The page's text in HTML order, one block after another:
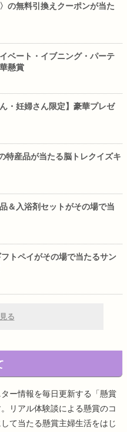
の無料引換えクーポンが当た
ベート・イブニング・パーテ
懸賞
・妊婦さん限定】豪華プレゼ
特産品が当たる脳トレクイズキ
＆入浴剤セットがその場で当
トペイがその場で当たるサン
る
ー情報を毎日更新する「懸賞
リアル体験談による懸賞のコ
て当たる懸賞主婦生活をはじ